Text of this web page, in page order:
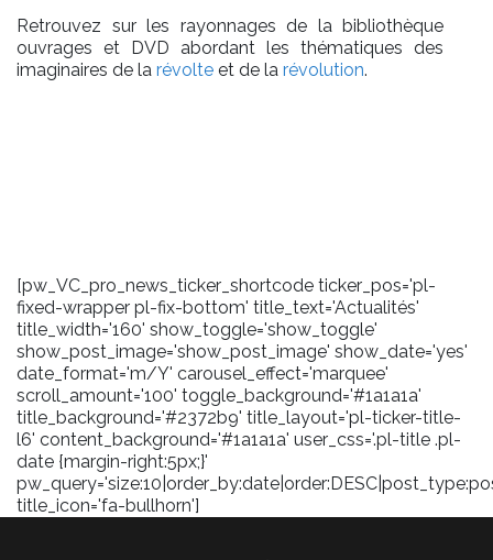
Retrouvez sur les rayonnages de la bibliothèque
ouvrages et DVD abordant les thématiques des
imaginaires de la révolte et de la révolution.
[pw_VC_pro_news_ticker_shortcode ticker_pos='pl-
fixed-wrapper pl-fix-bottom' title_text='Actualités'
title_width='160' show_toggle='show_toggle'
show_post_image='show_post_image' show_date='yes'
date_format='m/Y' carousel_effect='marquee'
scroll_amount='100' toggle_background='#1a1a1a'
title_background='#2372b9' title_layout='pl-ticker-title-
l6' content_background='#1a1a1a' user_css='.pl-title .pl-
date {margin-right:5px;}'
title_icon='fa-bullhorn']